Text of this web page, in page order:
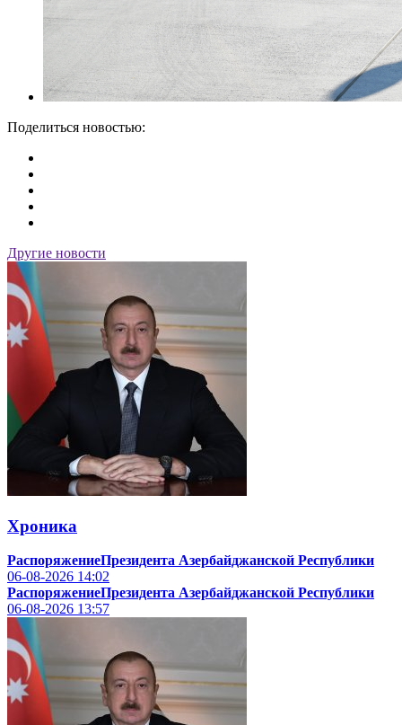
Поделиться новостью:
Другие новости
Хроника
РаспоряжениеПрезидента Азербайджанской Республики
06-08-2026 14:02
РаспоряжениеПрезидента Азербайджанской Республики
06-08-2026 13:57